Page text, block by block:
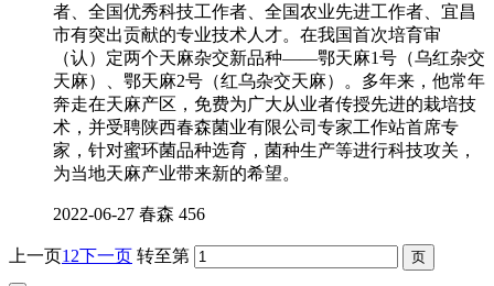
者、全国优秀科技工作者、全国农业先进工作者、宜昌
市有突出贡献的专业技术人才。在我国首次培育审
（认）定两个天麻杂交新品种——鄂天麻1号（乌红杂交
天麻）、鄂天麻2号（红乌杂交天麻）。多年来，他常年
奔走在天麻产区，免费为广大从业者传授先进的栽培技
术，并受聘陕西春森菌业有限公司专家工作站首席专
家，针对蜜环菌品种选育，菌种生产等进行科技攻关，
为当地天麻产业带来新的希望。
2022-06-27 春森 456
上一页1 2下一页 转至第